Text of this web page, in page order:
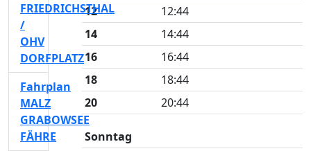
12
12:44
14
14:44
16
16:44
18
18:44
20
20:44
Sonntag
FRIEDRICHSTHAL
/
OHV
DORFPLATZ
Fahrplan
MALZ
GRABOWSEE
FÄHRE